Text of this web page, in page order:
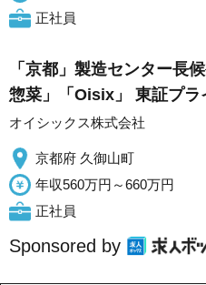
正社員
「京都」製造センター長
惣菜」「Oisix」 東証プラ
オイシックス株式会社
京都府 久御山町
年収560万円～660万円
正社員
Sponsored by